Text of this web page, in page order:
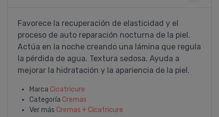
Favorece la recuperación de elasticidad y el
proceso de auto reparación nocturna de la piel.
Actúa en la noche creando una lámina que regula
la pérdida de agua. Textura sedosa. Ayuda a
mejorar la hidratación y la apariencia de la piel.
Marca Cicatricure
Categoría Cremas
Ver más Cremas + Cicatricure